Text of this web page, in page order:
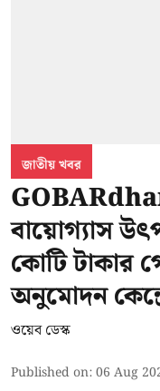
জাতীয় খবর
বায়োগ্যাস
কোটি টাকার
অনুমোদন
ওয়েব ডেস্ক
Published on:06 Aug